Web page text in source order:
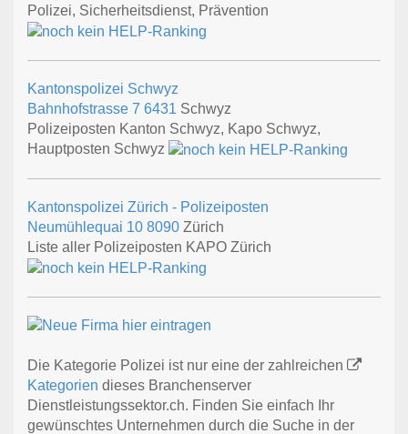
Polizei, Sicherheitsdienst, Prävention
Kantonspolizei Schwyz
Bahnhofstrasse 7 6431 Schwyz
Polizeiposten Kanton Schwyz, Kapo Schwyz,
Hauptposten Schwyz
Kantonspolizei Zürich - Polizeiposten
Neumühlequai 10 8090 Zürich
Liste aller Polizeiposten KAPO Zürich
Die Kategorie Polizei ist nur eine der zahlreichen
Kategorien dieses Branchenserver
Dienstleistungssektor.ch. Finden Sie einfach Ihr
gewünschtes Unternehmen durch die Suche in der